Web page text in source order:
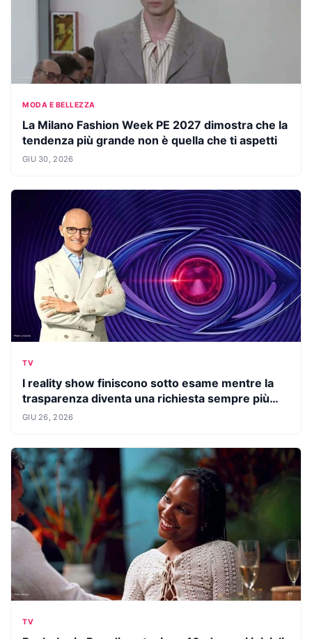
MODA E BELLEZZA
La Milano Fashion Week PE 2027 dimostra che la
tendenza più grande non è quella che ti aspetti
GIU 30, 2026
TV
I reality show finiscono sotto esame mentre la
trasparenza diventa una richiesta sempre più
forte
GIU 26, 2026
TV